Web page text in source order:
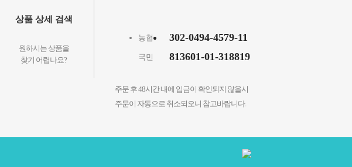
상품 상세 검색
원하시는 상품을
찾기 어렵나요?
농협
국민
302-0494-4579-11
813601-01-318819
주문 후 48시간 내에 입금이 확인되지 않을시
주문이 자동으로 취소되오니 참고바랍니다.